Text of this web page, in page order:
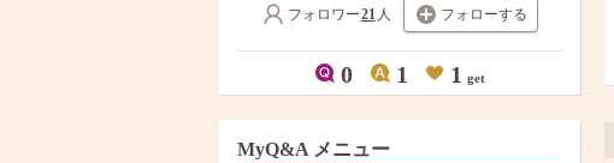
フォロワー21 人 フォローする
0 1 1 get
MyQ&A メニュー